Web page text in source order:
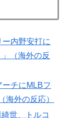
応）
勘違いしてい
？？？」＝
地雷すぎる件
内野安打に
（海外の反
チにMLBフ
外の反応）
世、トルコ